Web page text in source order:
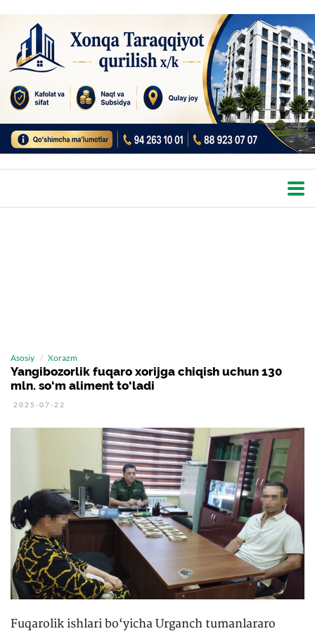
Asosiy Xorazm
Yangibozorlik fuqaro xorijga chiqish uchun 130
mln. so‘m aliment to‘ladi
2025-07-22
Fuqarolik ishlari bo‘yicha Urganch tumanlararo